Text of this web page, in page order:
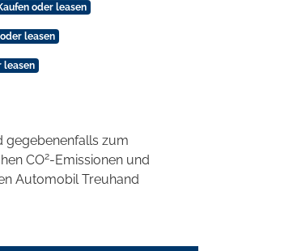
oder leasen
leasen
leasen
gegebenenfalls zum
CO2-Emissionen und
Automobil Treuhand